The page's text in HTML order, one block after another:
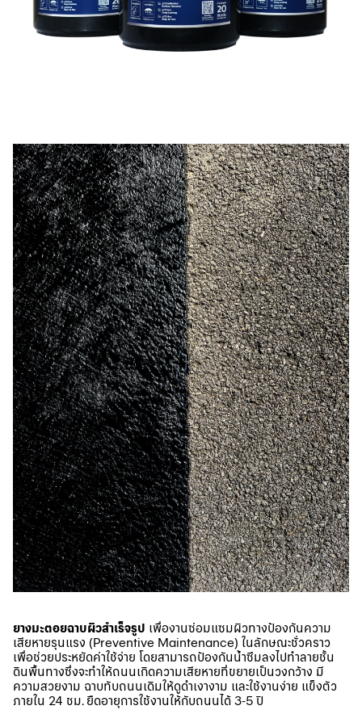
ยางมะตอยฉาบผิวสำเร็จรูป เพื่องานซ่อมแซมผิวทางป้องกันความ
เสียหายรุนแรง (Preventive Maintenance) ในลักษณะชั่วคราว
เพื่อช่วยประหยัดค่าใช้จ่าย โดยสามารถป้องกันน้ำซึมลงไปทำลายชั้น
ดินพื้นทางซึ่งจะทำให้ถนนเกิดความเสียหายที่ขยายเป็นวงกว้าง มี
ความสวยงาม ฉาบทับถนนเดิมให้ดูดำเงางาม และใช้งานง่าย แข็งตัว
ภายใน 24 ชม. ยืดอายุการใช้งานให้กับถนนได้ 3-5 ปี